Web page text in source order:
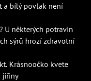
a bílý povlak není
U některých potravin
sýrů hrozí zdravotní
Krásnoočko kvete
jiřiny